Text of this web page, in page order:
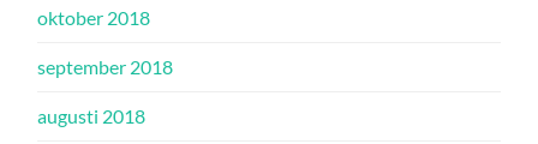
oktober 2018
september 2018
augusti 2018